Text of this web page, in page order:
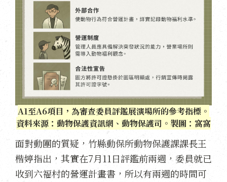
A1至A6項目，為審查委員評鑑展演場所的參考指標。
資料來源：動物保護資訊網、動物保護司。製圖：窩窩
面對動團的質疑，竹縣動保所動物保護課課長王
楷婷指出，其實在7月11日評鑑前兩週，委員就已
收到六福村的營運計畫書，所以有兩週的時間可